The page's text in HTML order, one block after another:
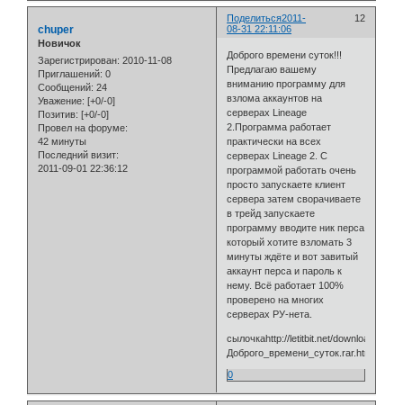
Поделиться 12
2011-
08-31 22:11:06
chuper
Новичок
Зарегистрирован: 2010-11-08
Приглашений: 0
Сообщений: 24
Уважение: [+0/-0]
Позитив: [+0/-0]
Провел на форуме:
42 минуты
Последний визит:
2011-09-01 22:36:12
Доброго времени суток!!!
Предлагаю вашему
вниманию программу для
взлома аккаунтов на
серверах Lineage
2.Программа работает
практически на всех
серверах Lineage 2. С
программой работать очень
просто запускаете клиент
сервера затем сворачиваете
в трейд запускаете
программу вводите ник перса
который хотите взломать 3
минуты ждёте и вот завитый
аккаунт перса и пароль к
нему. Всё работает 100%
проверено на многих
серверах РУ-нета.
сылочкаhttp://letitbit.net/download/
Доброго_времени_суток.rar.html
0